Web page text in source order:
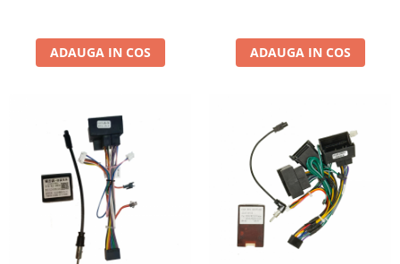
Conectică Audi
Conectică Volkswagen
Conectică Mercedes Benz
Conectică Ford
ADAUGA IN COS ADAUGA IN COS